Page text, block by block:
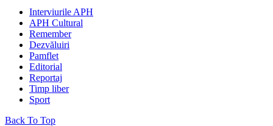
Interviurile APH
APH Cultural
Remember
Dezvăluiri
Pamflet
Editorial
Reportaj
Timp liber
Sport
Back To Top